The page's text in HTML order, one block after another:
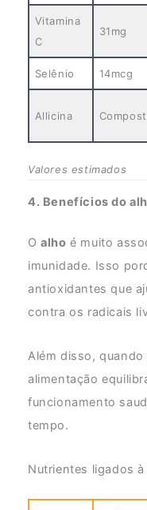
Vitamina
C
31mg
Selênio 14mcg
Allicina
Valores estimados
4. Benefícios do
Oalho é muito
imunidade. Isso
antioxidantes que
contra os radicais
Além disso,
alimentação
funcionamento
tempo.
Nutrientes ligados